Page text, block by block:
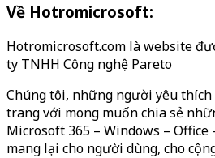
Về Hotromicrosoft:
Hotromicrosoft.com là website
ty TNHH Công nghệ Pareto
Chúng tôi, những người yêu
trang với mong muốn chia sẻ
Microsoft 365 – Windows – Office
mang lại cho người dùng, cho